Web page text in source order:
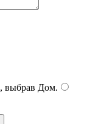
выбрав Дом.